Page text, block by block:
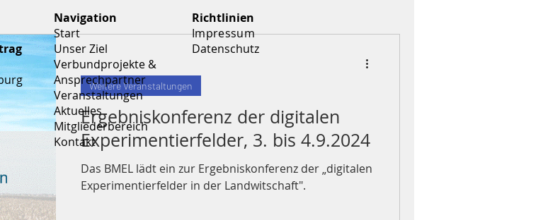
Ergebniskonferenz der digitalen
Experimentierfelder, 3. bis 4.9.2024
Das BMEL lädt ein zur Ergebniskonferenz der „digitalen
Experimentierfelder in der Landwitschaft".
Weitere Veranstaltungen
Navigation
Start
Unser Ziel
Verbundprojekte &
Ansprechpartner
Veranstaltungen
Aktuelles
Mitgliederbereich
Kontakt
Richtlinien
Impressum
Datenschutz